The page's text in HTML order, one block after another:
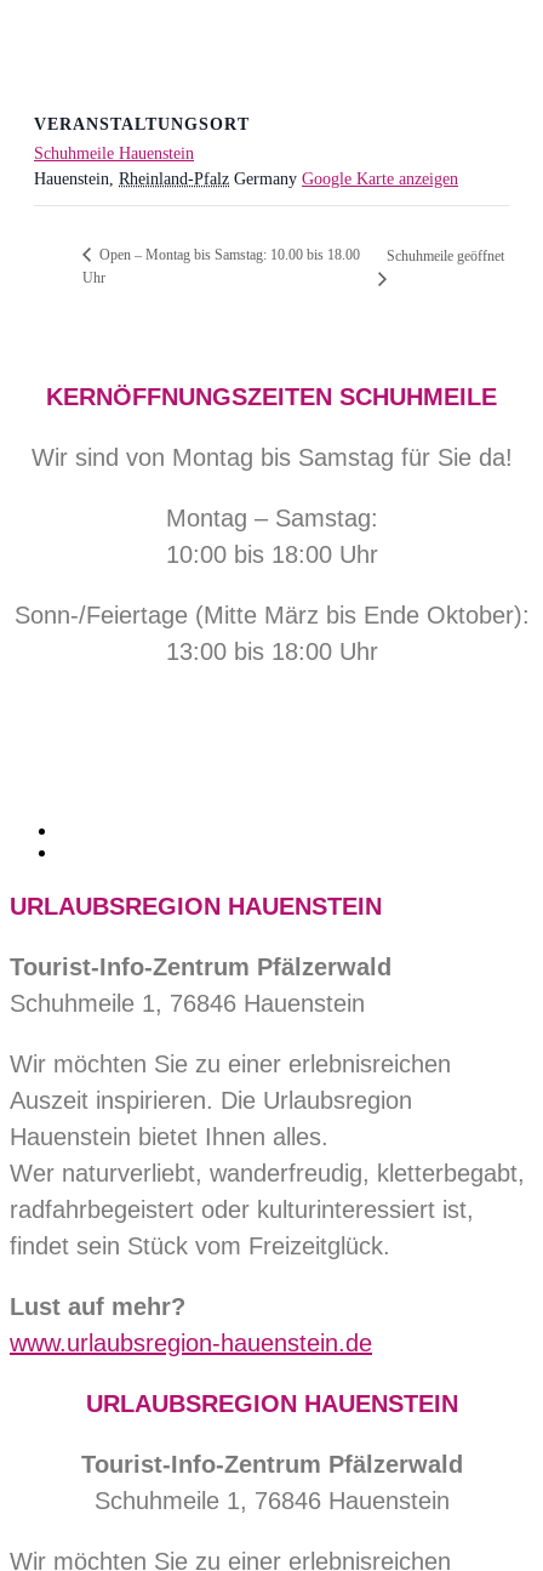
VERANSTALTUNGSORT
Schuhmeile Hauenstein
Hauenstein, Rheinland-Pfalz Germany Google Karte anzeigen
Open – Montag bis Samstag: 10.00 bis 18.00
Uhr
Schuhmeile geöffnet
KERNÖFFNUNGSZEITEN SCHUHMEILE
Wir sind von Montag bis Samstag für Sie da!
Montag – Samstag:
10:00 bis 18:00 Uhr
Sonn-/Feiertage (Mitte März bis Ende Oktober):
13:00 bis 18:00 Uhr
URLAUBSREGION HAUENSTEIN
Tourist-Info-Zentrum Pfälzerwald
Schuhmeile 1, 76846 Hauenstein
Wir möchten Sie zu einer erlebnisreichen
Auszeit inspirieren. Die Urlaubsregion
Hauenstein bietet Ihnen alles.
Wer naturverliebt, wanderfreudig, kletterbegabt,
radfahrbegeistert oder kulturinteressiert ist,
findet sein Stück vom Freizeitglück.
Lust auf mehr?
www.urlaubsregion-hauenstein.de
URLAUBSREGION HAUENSTEIN
Tourist-Info-Zentrum Pfälzerwald
Schuhmeile 1, 76846 Hauenstein
Wir möchten Sie zu einer erlebnisreichen